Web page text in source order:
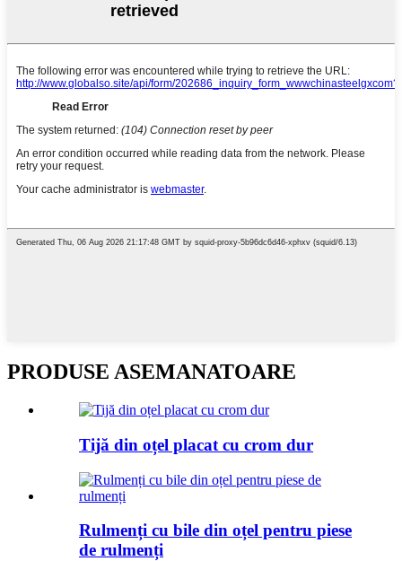
PRODUSE ASEMANATOARE
Tijă din oțel placat cu crom dur
Rulmenți cu bile din oțel pentru piese
de rulmenți